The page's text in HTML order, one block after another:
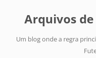
Arquivos
Um blog onde a regra